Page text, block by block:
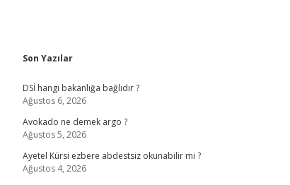
Sidebar
Son Yazılar
DSİ hangi bakanlığa bağlıdır ?
Ağustos 6, 2026
Avokado ne demek argo ?
Ağustos 5, 2026
Ayetel Kürsi ezbere abdestsiz okunabilir mi ?
Ağustos 4, 2026